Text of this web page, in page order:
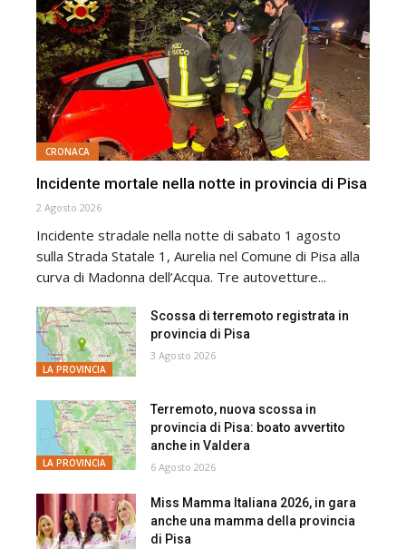
CRONACA
Incidente mortale nella notte in provincia di Pisa
2 Agosto 2026
Incidente stradale nella notte di sabato 1 agosto
sulla Strada Statale 1, Aurelia nel Comune di Pisa alla
curva di Madonna dell’Acqua. Tre autovetture...
LA PROVINCIA
Scossa di terremoto registrata in
provincia di Pisa
3 Agosto 2026
LA PROVINCIA
Terremoto, nuova scossa in
provincia di Pisa: boato avvertito
anche in Valdera
6 Agosto 2026
Miss Mamma Italiana 2026, in gara
anche una mamma della provincia
di Pisa